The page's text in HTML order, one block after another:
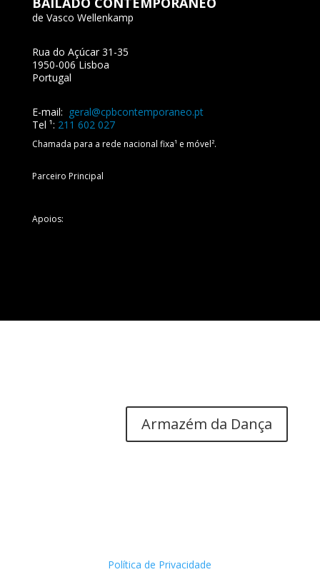
de Vasco Wellenkamp
Rua do Açúcar 31-35
1950-006 Lisboa
Portugal
E-mail: geral@cpbcontemporaneo.pt
Tel ¹: 211 602 027
Chamada para a rede nacional fixa¹ e móvel².
Parceiro Principal
Apoios:
Armazém da Dança
Política de Privacidade